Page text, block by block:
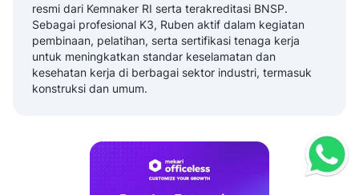
resmi dari Kemnaker RI serta terakreditasi BNSP.
Sebagai profesional K3, Ruben aktif dalam kegiatan
pembinaan, pelatihan, serta sertifikasi tenaga kerja
untuk meningkatkan standar keselamatan dan
kesehatan kerja di berbagai sektor industri, termasuk
konstruksi dan umum.